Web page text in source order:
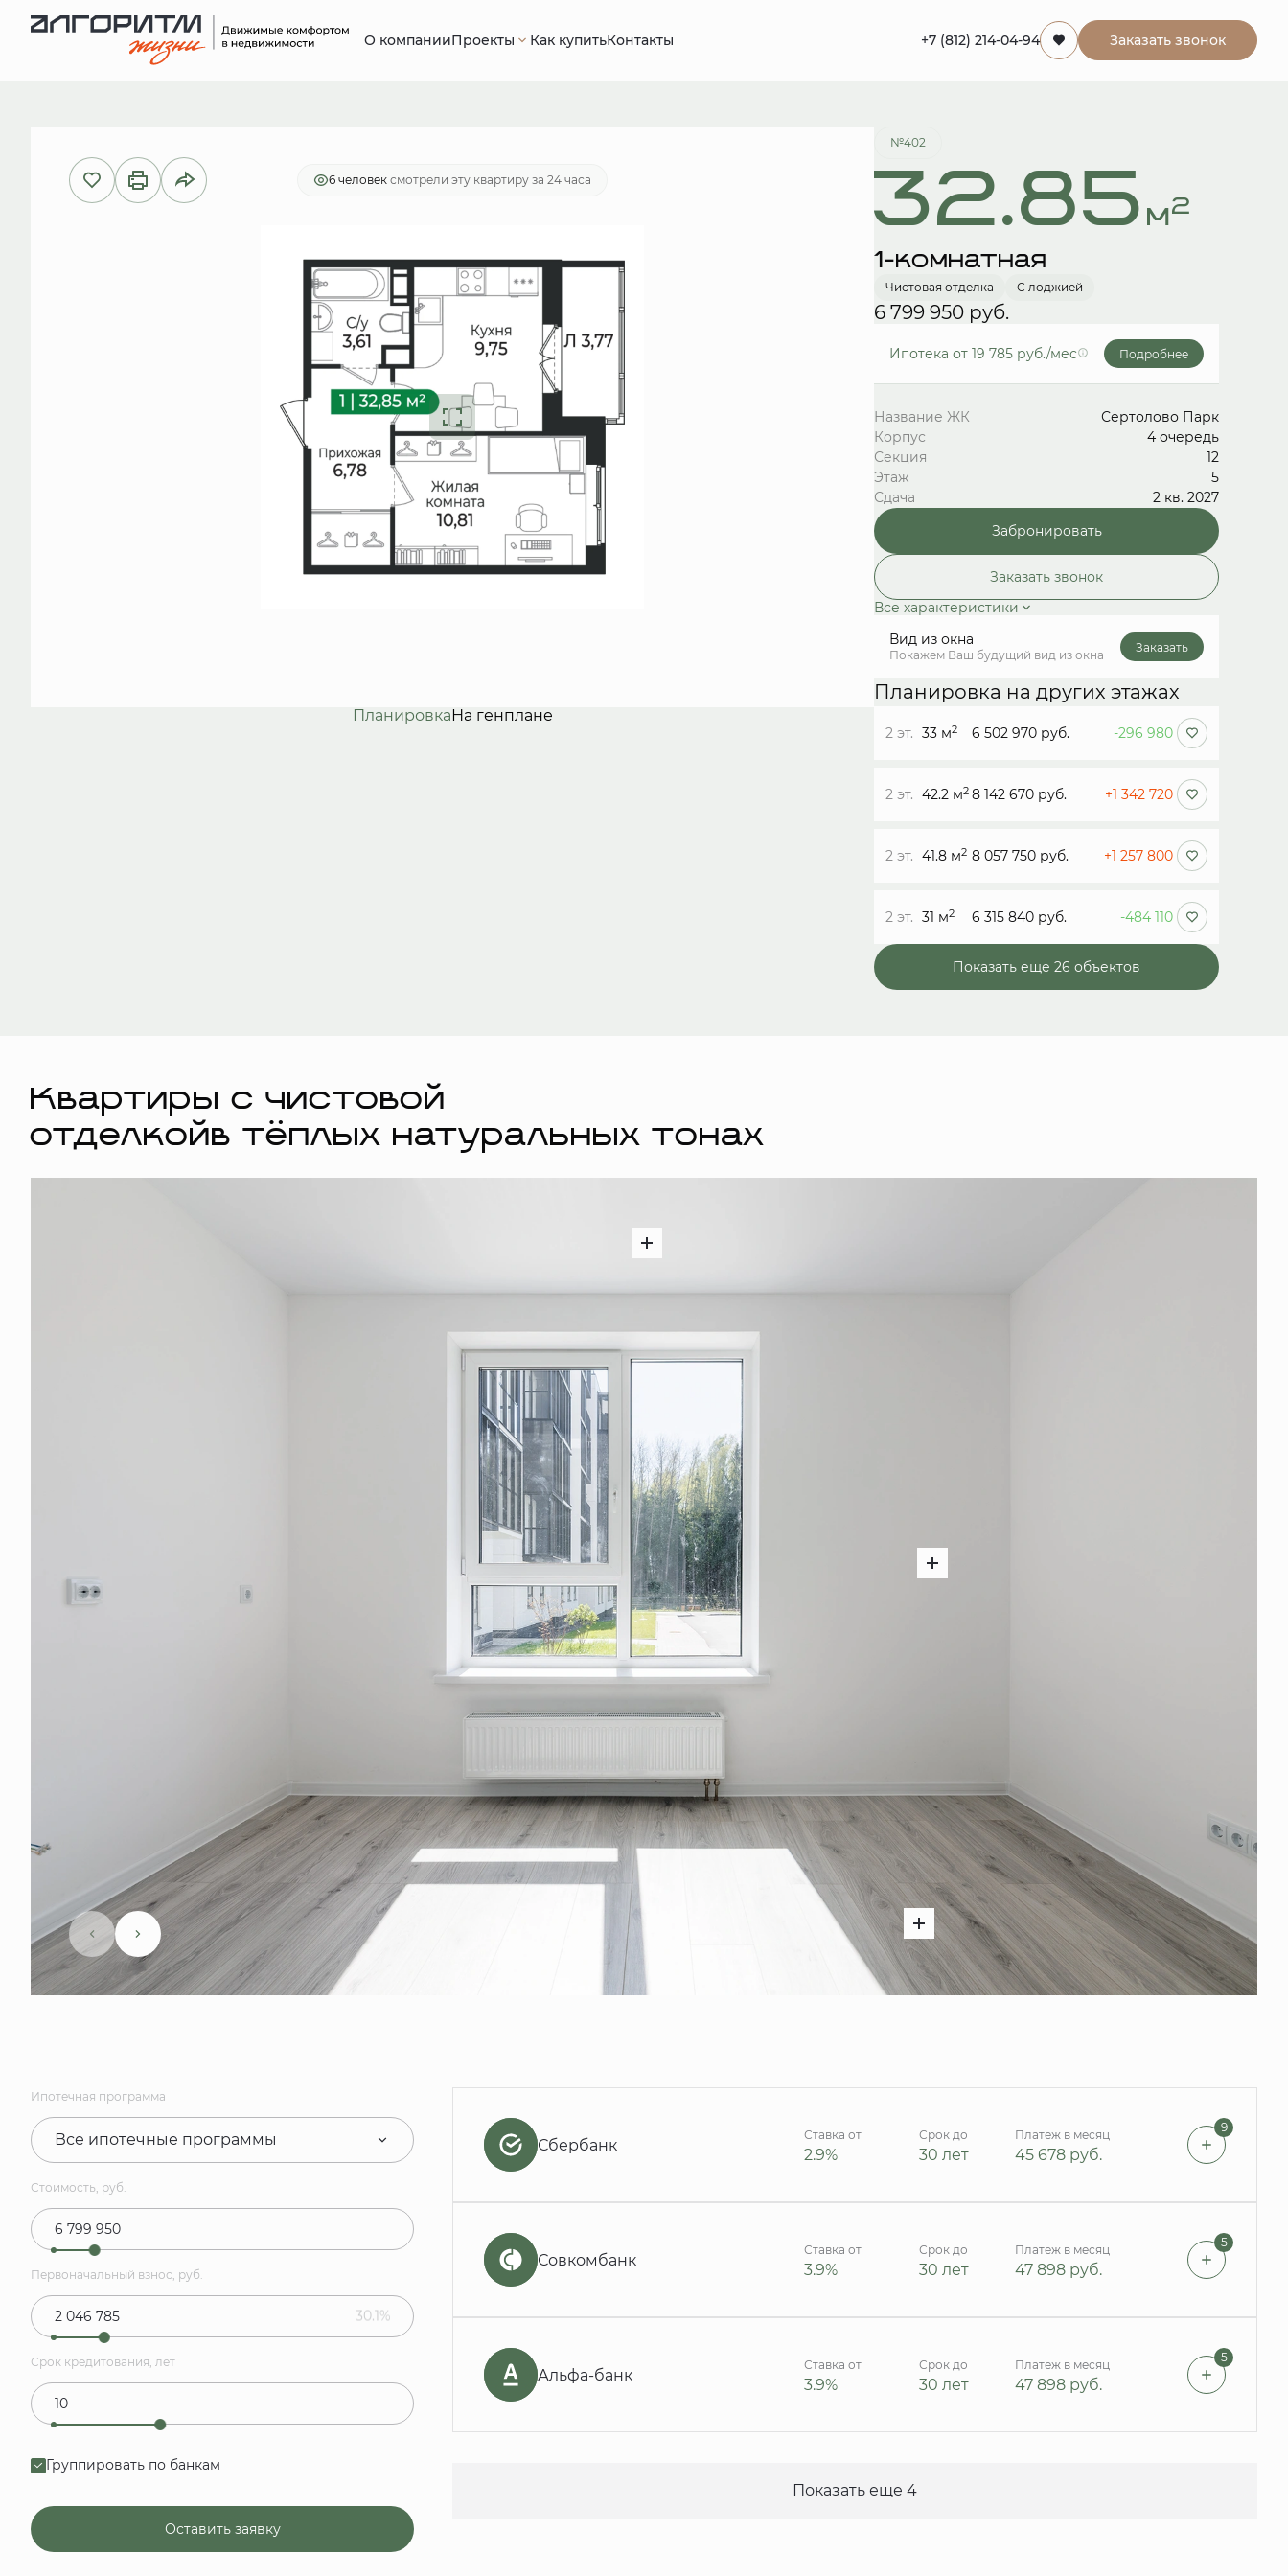
О компанииПроекты Как купитьКонтакты +7 (812) 214-04-94 Заказать звонок
1-комнатная 32.85 м 2 6 799 950 руб.Ипотекаот 19 785 руб./мес. Забронировать
6 человек смотрели эту квартиру за 24 часа
ПланировкаНа генплане
№402
32.85 м2
1-комнатная
Чистовая отделка С лоджией
6 799 950 руб.
Ипотека от 19 785 руб./мес Подробнее
Название ЖК
Сертолово Парк
Корпус
4 очередь
Секция
12
Этаж
5
Сдача
2 кв. 2027
Забронировать
Заказать звонок
Все характеристики
Вид из окна
Покажем Ваш будущий вид из окна
Заказать
Планировка на других этажах
2 эт. 33 м2 6 502 970 руб. -296 980
2 эт. 42.2 м2 8 142 670 руб. +1 342 720
2 эт. 41.8 м2 8 057 750 руб. +1 257 800
2 эт. 31 м2 6 315 840 руб. -484 110
Показать еще 26 объектов
Квартиры с чистовой
отделкойв тёплых натуральных тонах
Ипотечная программа
Все ипотечные программы
Стоимость, руб.
Первоначальный взнос, руб.
30.1%
Срок кредитования, лет
Группировать по банкам
Оставить заявку
Сбербанк
Ставка от
2.9%
Срок до
30 лет
Платеж в месяц
45 678 руб.
9
Совкомбанк
Ставка от
3.9%
Срок до
30 лет
Платеж в месяц
47 898 руб.
5
Альфа-банк
Ставка от
3.9%
Срок до
30 лет
Платеж в месяц
47 898 руб.
5
Показать еще 4